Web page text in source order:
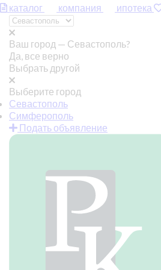
каталог компания ипотека
Ваш город — Севастополь?
Да, все верно
Выбрать другой
Выберите город
Севастополь
Симферополь
Подать объявление